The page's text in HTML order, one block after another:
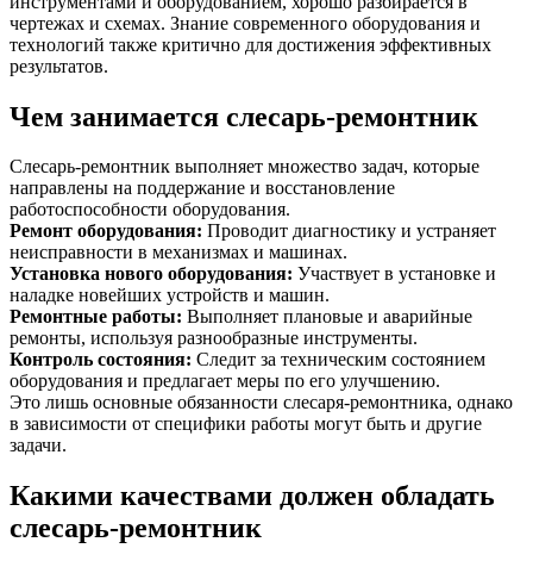
чертежах и схемах. Знание современного оборудования и
технологий также критично для достижения эффективных
результатов.
Чем занимается слесарь-ремонтник
Слесарь-ремонтник выполняет множество задач, которые
направлены на поддержание и восстановление
работоспособности оборудования.
Ремонт оборудования: Проводит диагностику и устраняет
неисправности в механизмах и машинах.
Установка нового оборудования: Участвует в установке и
наладке новейших устройств и машин.
Ремонтные работы: Выполняет плановые и аварийные
ремонты, используя разнообразные инструменты.
Контроль состояния: Следит за техническим состоянием
оборудования и предлагает меры по его улучшению.
Это лишь основные обязанности слесаря-ремонтника, однако
в зависимости от специфики работы могут быть и другие
задачи.
Какими качествами должен обладать
слесарь-ремонтник